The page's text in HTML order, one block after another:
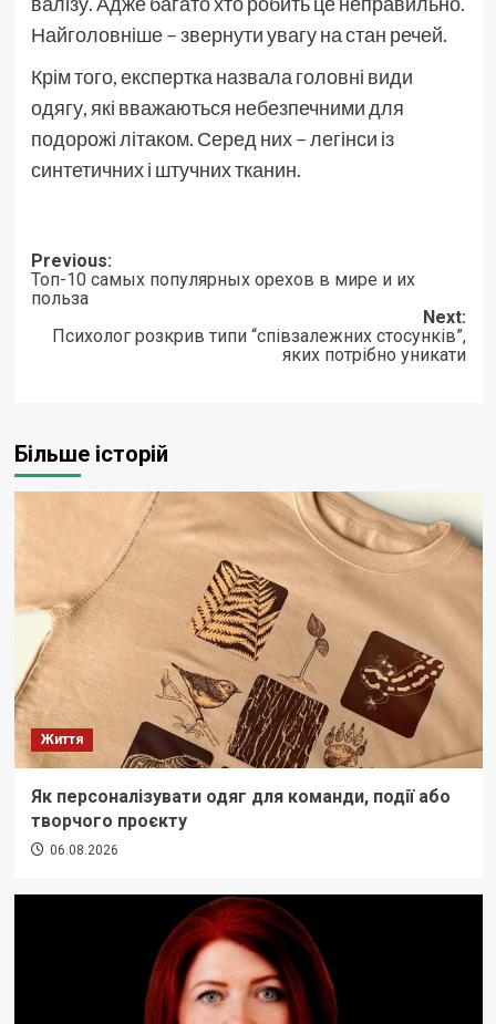
Найголовніше – звернути увагу на стан речей.
Крім того, експертка назвала головні види
одягу, які вважаються небезпечними для
подорожі літаком. Серед них – легінси із
синтетичних і штучних тканин.
Post
navigation
Previous:
Топ-10 самых популярных орехов в мире и их
польза
Next:
Психолог розкрив типи “співзалежних стосунків”,
яких потрібно уникати
Більше історій
Життя
Як персоналізувати одяг для команди, події або
творчого проєкту
06.08.2026